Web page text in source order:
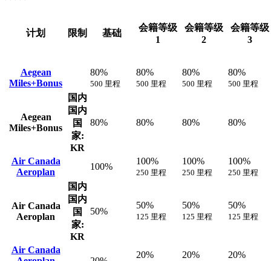
计划 限制 基础
会籍等级
1
会籍等级
2
会籍等级
3
Aegean
Miles+Bonus
80%
500 里程
80%
500 里程
80%
500 里程
80%
500 里程
Aegean
Miles+Bonus
国内
国内
国
家:
KR
80% 80% 80% 80%
Air Canada
Aeroplan
100%
100%
250 里程
100%
250 里程
100%
250 里程
Air Canada
Aeroplan
国内
国内
国
家:
KR
50%
50%
125 里程
50%
125 里程
50%
125 里程
Air Canada
20% 20% 20%